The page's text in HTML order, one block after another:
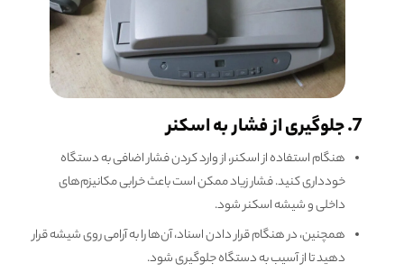
هنگام استفاده از اسکنر، از وارد کردن فشار اضافی به دستگاه
خودداری کنید. فشار زیاد ممکن است باعث خرابی مکانیزم‌های
داخلی و شیشه اسکنر شود.
همچنین، در هنگام قرار دادن اسناد، آن‌ها را به آرامی روی شیشه قرار
دهید تا از آسیب به دستگاه جلوگیری شود.